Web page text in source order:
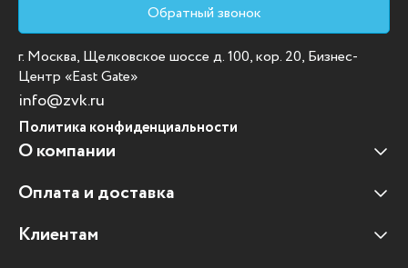
Обратный звонок
г. Москва, Щелковское шоссе д. 100, кор. 20, Бизнес-
Центр «East Gate»
info@zvk.ru
Политика конфиденциальности
О компании
Наши клиенты
Отзывы клиентов
Оплата и доставка
Оплата и доставка
Клиентам